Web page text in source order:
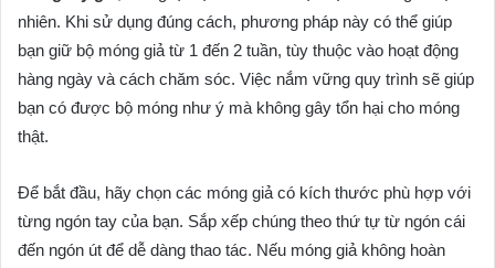
nhiên. Khi sử dụng đúng cách, phương pháp này có thể giúp
bạn giữ bộ móng giả từ 1 đến 2 tuần, tùy thuộc vào hoạt động
hàng ngày và cách chăm sóc. Việc nắm vững quy trình sẽ giúp
bạn có được bộ móng như ý mà không gây tổn hại cho móng
thật.
Để bắt đầu, hãy chọn các móng giả có kích thước phù hợp với
từng ngón tay của bạn. Sắp xếp chúng theo thứ tự từ ngón cái
đến ngón út để dễ dàng thao tác. Nếu móng giả không hoàn